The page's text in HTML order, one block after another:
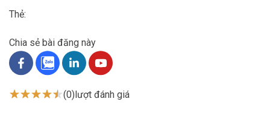
Thẻ:
Chia sẻ bài đăng này
(0)lượt đánh giá